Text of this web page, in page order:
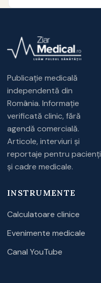
Publicație medicală
independentă din
România. Informație
verificată clinic, fără
agendă comercială.
Articole, interviuri și
reportaje pentru pacienți
și cadre medicale.
INSTRUMENTE
Calculatoare clinice
Evenimente medicale
Canal YouTube